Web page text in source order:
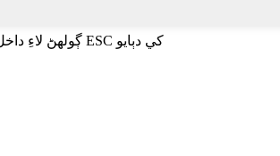
ڳولهڻ لاءِ داخل ڪريو يا بند ڪرڻ لاءِ ESC کي دٻايو